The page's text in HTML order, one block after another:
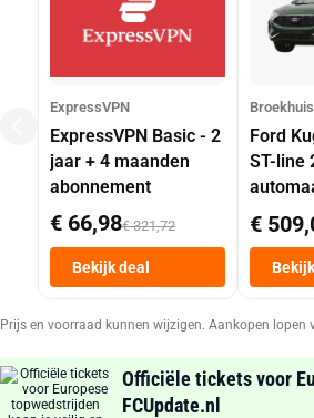
ExpressVPN
ExpressVPN Basic - 2
jaar + 4 maanden
abonnement
€ 66,98€ 321,72
Bekijk deal
Broekhuis
Ford
ST-line
€
Prijs en voorraad kunnen wijzigen. Aankopen lopen
Officiële tickets voor
FCUpdate.nl